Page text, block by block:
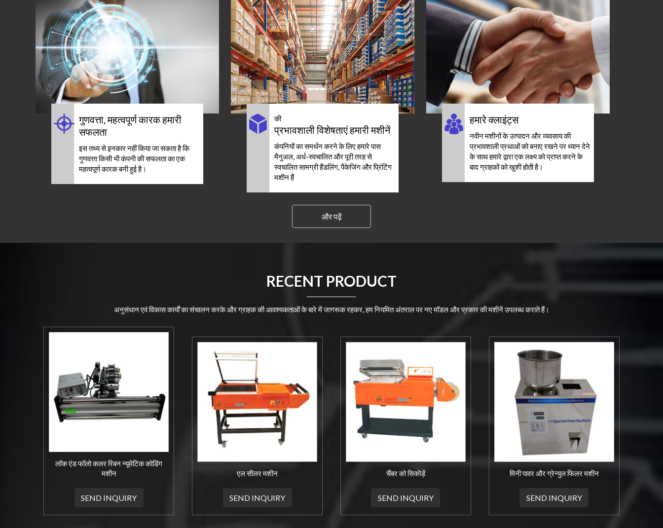
गुणवत्ता, महत्वपूर्ण कारक हमारी
सफलता
इस तथ्य से इनकार नहीं किया जा सकता है कि
गुणवत्ता किसी भी कंपनी की सफलता का एक
महत्वपूर्ण कारक बनी हुई है।
की
प्रभावशाली विशेषताएं हमारी मशीनें
कंपनियों का समर्थन करने के लिए हमारे पास
मैनुअल, अर्ध-स्वचालित और पूरी तरह से
स्वचालित सामग्री हैंडलिंग, पैकेजिंग और प्रिंटिंग
मशीन हैं
हमारे क्लाइंट्स
नवीन मशीनों के उत्पादन और व्यवसाय की
प्रभावशाली प्रथाओं को बनाए रखने पर ध्यान देने
के साथ हमारे द्वारा एक लक्ष्य को प्राप्त करने के
बाद ग्राहकों को खुशी होती है।
और पढ़ें
RECENT PRODUCT
अनुसंधान एवं विकास कार्यों का संचालन करके और ग्राहक की आवश्यकताओं के बारे में जागरूक रहकर, हम नियमित अंतराल पर नए मॉडल और प्रकार की मशीनें उपलब्ध कराते हैं।
लॉक एंड फॉलो कलर रिबन न्यूमेटिक कोडिंग
मशीन
SEND INQUIRY
एल सीलर मशीन
SEND INQUIRY
चैंबर को सिकोड़ें
SEND INQUIRY
मिनी पावर और ग्रेन्युल फिलर मशीन
SEND INQUIRY